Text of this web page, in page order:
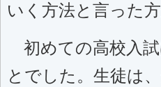
いく方法と言った
初めての高校入試
とでした。生徒は